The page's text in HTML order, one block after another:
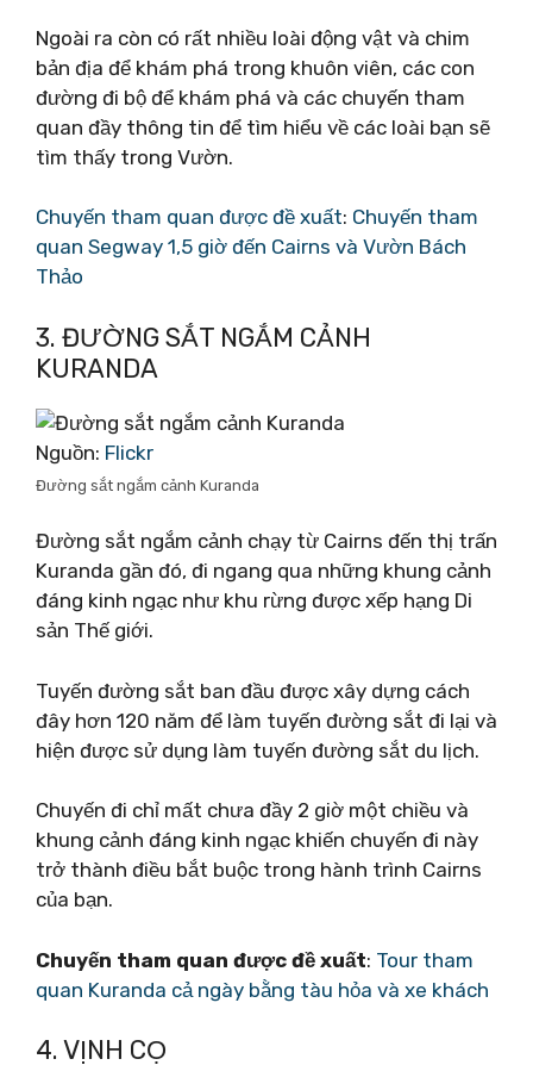
Ngoài ra còn có rất nhiều loài động vật và chim
bản địa để khám phá trong khuôn viên, các con
đường đi bộ để khám phá và các chuyến tham
quan đầy thông tin để tìm hiểu về các loài bạn sẽ
tìm thấy trong Vườn.
Chuyến tham quan được đề xuất: Chuyến tham
quan Segway 1,5 giờ đến Cairns và Vườn Bách
Thảo
3. ĐƯỜNG SẮT NGẮM CẢNH
KURANDA
Nguồn: Flickr
Đường sắt ngắm cảnh Kuranda
Đường sắt ngắm cảnh chạy từ Cairns đến thị trấn
Kuranda gần đó, đi ngang qua những khung cảnh
đáng kinh ngạc như khu rừng được xếp hạng Di
sản Thế giới.
Tuyến đường sắt ban đầu được xây dựng cách
đây hơn 120 năm để làm tuyến đường sắt đi lại và
hiện được sử dụng làm tuyến đường sắt du lịch.
Chuyến đi chỉ mất chưa đầy 2 giờ một chiều và
khung cảnh đáng kinh ngạc khiến chuyến đi này
trở thành điều bắt buộc trong hành trình Cairns
của bạn.
Chuyến tham quan được đề xuất: Tour tham
quan Kuranda cả ngày bằng tàu hỏa và xe khách
4. VỊNH CỌ